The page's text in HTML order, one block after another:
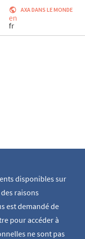
AXA DANS LE MONDE
en
fr
disponibles sur
raisons
est demandé de
pour accéder à
ne sont pas